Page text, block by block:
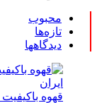
محبوب
تازه‌ها
دیدگاهها